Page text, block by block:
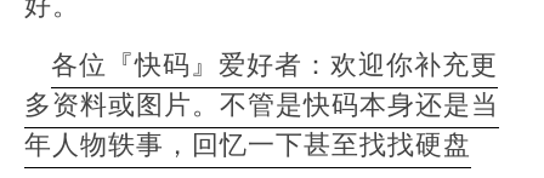
各位『快码』爱好者：欢迎你补充更
多资料或图片。不管是快码本身还是当
年人物轶事，回忆一下甚至找找硬盘